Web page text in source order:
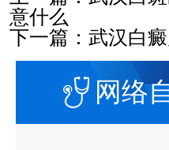
意什么
下一篇： 武汉白
网络